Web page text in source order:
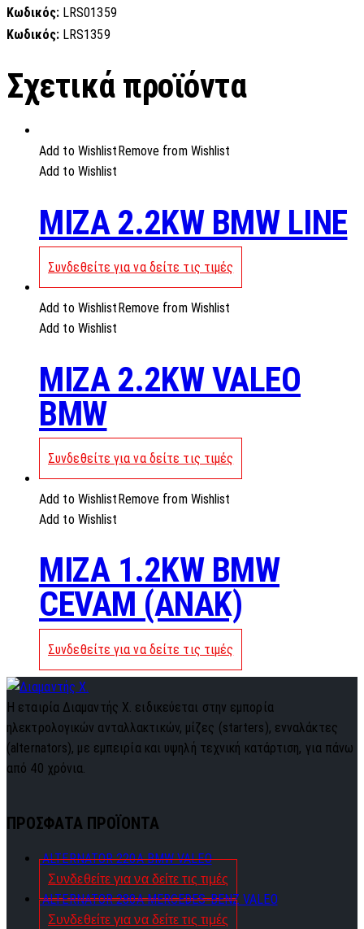
Κωδικός: LRS01359
Κωδικός: LRS1359
Σχετικά προϊόντα
Add to Wishlist Remove from Wishlist
Add to Wishlist
MIZA 2.2KW BMW LINE
Συνδεθείτε για να δείτε τις τιμές
Add to Wishlist Remove from Wishlist
Add to Wishlist
MIZA 2.2KW VALEO
BMW
Συνδεθείτε για να δείτε τις τιμές
Add to Wishlist Remove from Wishlist
Add to Wishlist
MIZA 1.2KW BMW
CEVAM (ANAK)
Συνδεθείτε για να δείτε τις τιμές
Η εταιρία Διαμαντής Χ. ειδικεύεται στην εμπορία
ηλεκτρολογικών ανταλλακτικών, μίζες (starters), ενναλάκτες
(alternators), με εμπειρία και υψηλή τεχνική κατάρτιση, για πάνω
από 40 χρόνια.
ΠΡΟΣΦΑΤΑ ΠΡΟΪΟΝΤΑ
ALTERNATOR 220A BMW VALEO
Συνδεθείτε για να δείτε τις τιμές
ALTERNATOR 280A MERCEDES-BENZ VALEO
Συνδεθείτε για να δείτε τις τιμές